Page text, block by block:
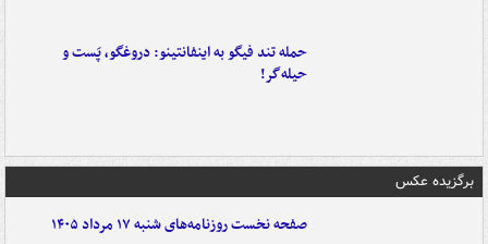
حمله تند فیگو به اینفانتینو: دروغگو، پَست‌ و
حیله‌گر!
برگزیده عکس
صفحه نخست روزنامه‌های شنبه ۱۷ مرداد ۱۴۰۵